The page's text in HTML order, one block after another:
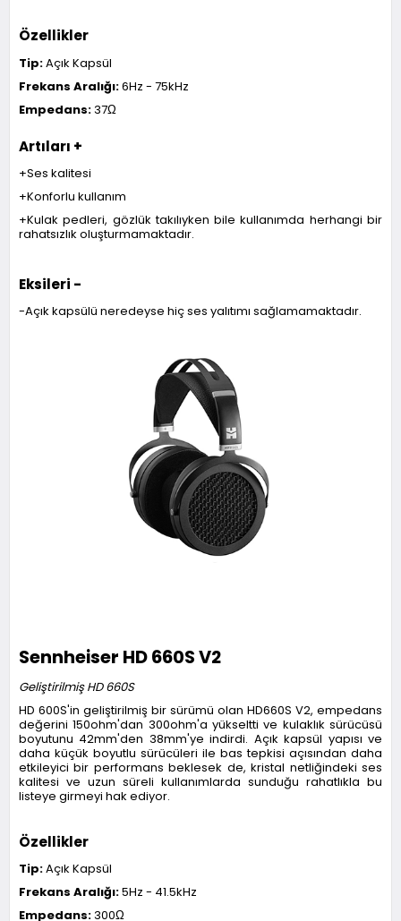
Özellikler
Tip:Açık Kapsül
Frekans Aralığı:6Hz - 75kHz
Empedans:37Ω
Artıları +
+Ses kalitesi
+Konforlu kullanım
+Kulak pedleri, gözlük takılıyken bile kullanımda herhangi bir
rahatsızlık oluşturmamaktadır.
Eksileri -
-Açık kapsülü neredeyse hiç ses yalıtımı sağlamamaktadır.
Sennheiser HD 660S V2
Geliştirilmiş HD 660S
HD 600S'in geliştirilmiş bir sürümü olan HD660S V2, empedans
değerini 150ohm'dan 300ohm'a yükseltti ve kulaklık sürücüsü
boyutunu 42mm'den 38mm'ye indirdi. Açık kapsül yapısı ve
daha küçük boyutlu sürücüleri ile bas tepkisi açısından daha
etkileyici bir performans beklesek de, kristal netliğindeki ses
kalitesi ve uzun süreli kullanımlarda sunduğu rahatlıkla bu
listeye girmeyi hak ediyor.
Özellikler
Tip:Açık Kapsül
Frekans Aralığı:5Hz - 41.5kHz
Empedans:300Ω